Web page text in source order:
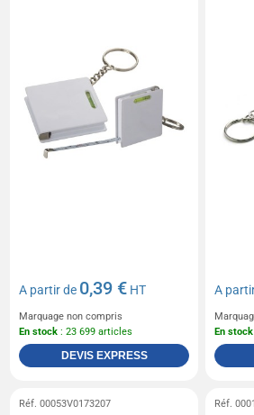
A partir de 0,39 € HT
Marquage non compris
En stock : 23 699 articles
DEVIS EXPRESS
A
En stock
Réf. 00053V0173207 Réf.